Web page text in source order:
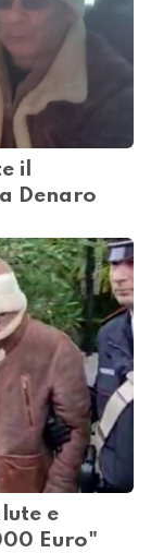
il
Denaro
e
Euro"